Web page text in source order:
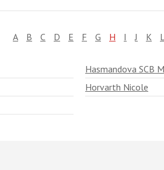
A B C D E F G H I J K
Hasmandova SCB
Horvarth Nicole